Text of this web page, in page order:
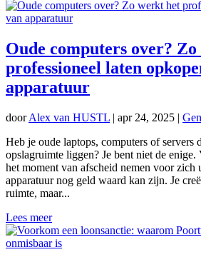
Oude computers over?
professioneel laten
apparatuur
doorAlex van HUSTL | apr 24, 2025 |
Heb je oude laptops, computers of servers
opslagruimte liggen? Je bent niet de
het moment van afscheid nemen voor zich
apparatuur nog geld waard kan zijn. Je
ruimte, maar...
Lees meer